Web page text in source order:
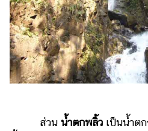
ส่วน น้ำตกพลิ้ว เป็นน้ำต